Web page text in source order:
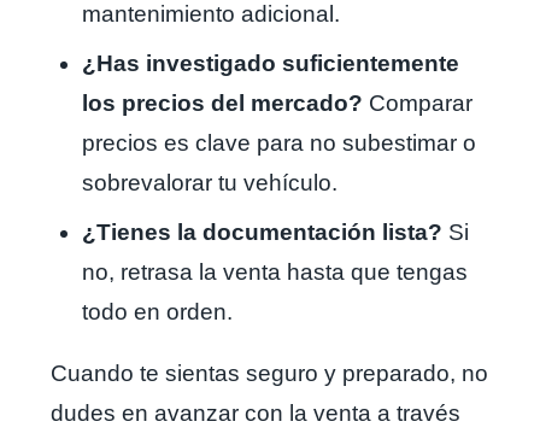
mantenimiento adicional.
¿Has investigado suficientemente
los precios del mercado? Comparar
precios es clave para no subestimar o
sobrevalorar tu vehículo.
¿Tienes la documentación lista? Si
no, retrasa la venta hasta que tengas
todo en orden.
Cuando te sientas seguro y preparado, no
dudes en avanzar con la venta a través